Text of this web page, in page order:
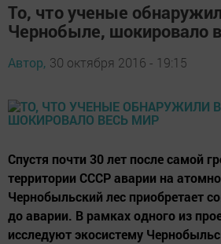
То, что ученые
Чернобыле, шокировало
Автор, 30 октября 2016 - 19:15
Спустя почти 30 лет после самой
территории СССР аварии на
Чернобыльский лес приобретает
до аварии. В рамках одного из
исследуют экосистему